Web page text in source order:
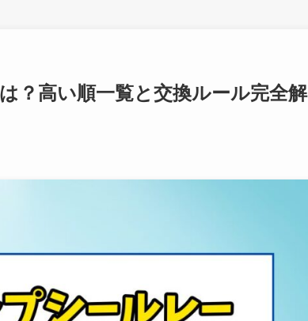
？高い順一覧と交換ルール完全解